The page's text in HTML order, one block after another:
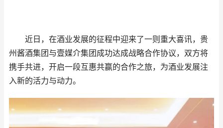
近日，在酒业发展的征程中迎来了一则重大喜讯，贵
州酱酒集团与壹媒介集团成功达成战略合作协议，双方将
携手共进，开启一段互惠共赢的合作之旅，为酒业发展注
入新的活力与动力。